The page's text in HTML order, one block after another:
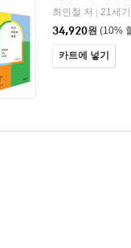
최인철 저 | 21세
34,920원 (10%
카트에 넣기